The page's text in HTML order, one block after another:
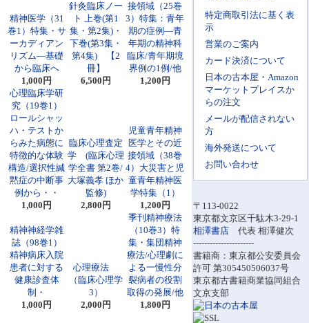
特定商取引法に基く表
示
営業のご案内
カード決済について
日本の古本屋・Amazon
マーケットプレイスか
らの注文
メールが配信されない
方
海外発送について
お問い合わせ
〒113-0022
東京都文京区千駄木3-29-1
相澤書店 代表 相澤健次
----------------------
書籍商：東京都公安委員会
許可 第305450506037号
東京都古書籍商業協同組合
文京支部
精神医学（31
巻1）特集・サ
ーカディアン
リズム―基礎
から臨床へ
1,000円
針灸臨床ノー
ト 上巻(第1
集・第2集)・
下巻(第3集・
第4集) 【2
冊】
6,500円
接領域（25巻
3）特集：青年
期の症例―青
年期の精神科
臨床/青年期境
界例の1例/他
1,200円
心理臨床学研
究（19巻1）
ロールシャッ
ハ・テストか
らみた病態に
特徴的な体験
構造/選択性緘
黙症の中断事
例から・・
1,000円
臨床心理査定
学 (臨床心理
学全書 第2巻/
大塚義孝 ほか
監修)
2,800円
児童青年精神
医学とその近
接領域（38巻
4）大災害と児
童青年精神医
学特集（1）
1,200円
精神神経学雑
誌（98巻1）
精神病床入院
患者に対する
健康診査体
制・
1,000円
心理療法
（臨床心理学
3）
2,000円
季刊精神療法
（10巻3）特
集・集団精神
療法/心理劇に
よる一慢性分
裂病者の役割
取得の発展/他
1,800円